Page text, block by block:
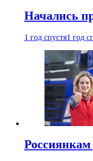
Начались
1 год спустя1 год